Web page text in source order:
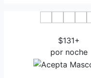
$131+
por noche